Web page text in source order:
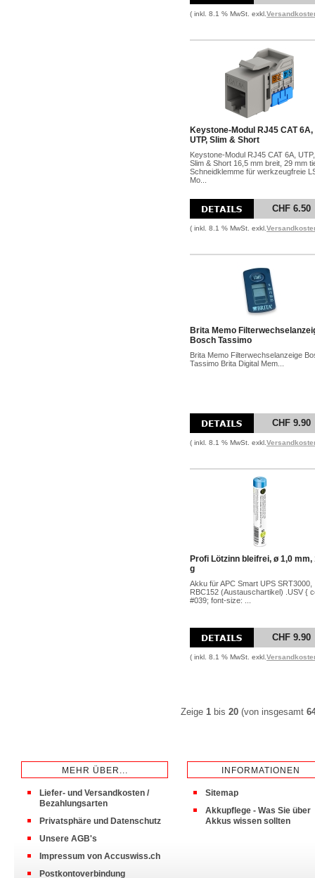
( inkl. 8.1 % MwSt. exkl.
Keystone-Modul RJ45 CAT 6A,
UTP, Slim & Short
Keystone-Modul RJ45 CAT 6A, UTP,
Slim & Short 16,5 mm breit, 29 mm
Schneidklemme für werkzeugfreie
Mo...
CHF 6.50
( inkl. 8.1 % MwSt. exkl.
Brita Memo
Bosch Tassimo
Brita Memo Filterwechselanzeige
Tassimo Brita Digital Mem...
CHF 9.90
( inkl. 8.1 % MwSt. exkl.
Profi Lötzinn bleifrei, ø 1,0 mm,
g
Akku für APC Smart UPS SRT3000,
RBC152 (Austauschartikel) .USV {
#039; font-size: ...
CHF 9.90
( inkl. 8.1 % MwSt. exkl.
Zeige 1 bis 20 (von insgesamt
MEHR ÜBER...
Liefer- und Versandkosten /
Bezahlungsarten
Privatsphäre und Datenschutz
Unsere AGB's
Impressum von Accuswiss.ch
Postkontoverbindung
INFORMATIONEN
Sitemap
Akkupflege - Was Sie über
Akkus wissen sollten